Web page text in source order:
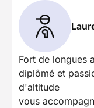
Fort de longues
diplômé et
d'altitude
vous